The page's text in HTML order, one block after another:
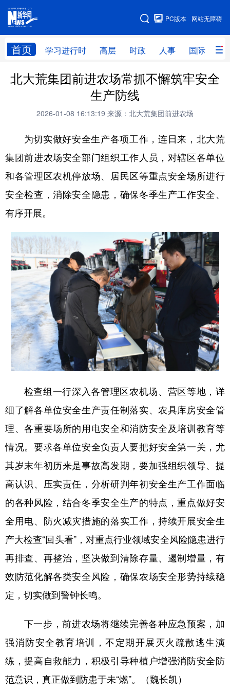
网站无障碍
PC版本
首页 学习进行时 高层 时政 人事 国际 财
网站地图
学习进行时 高层 时政 人事
财经 网评
全球连线 教育
科技 科普 体育 文化
健康 军事 访谈 视频
食品
会展 彩票 娱乐 时尚
悦读 公益 书画 一带一路
亚太网 上市公司 投教基地
地方频道
北京 天津 河北 山西
浙江 安徽 福建 江西
广东 广西 海南 重庆
四川 贵州 云南 西藏
陕西 甘肃 青海 宁夏
新疆 内蒙古 黑龙江
多语种频道
Русский язык
北大荒集团前进农场常抓不懈筑牢安全
生产防线
2026-01-08 16:13:19 来源：北大荒集团前进农场
为切实做好安全生产各项工作，连日来，北大荒
集团前进农场安全部门组织工作人员，对辖区各单位
和各管理区农机停放场、居民区等重点安全场所进行
安全检查，消除安全隐患，确保冬季生产工作安全、
有序开展。
检查组一行深入各管理区农机场、营区等地，详
细了解各单位安全生产责任制落实、农具库房安全管
理、各重要场所的用电安全和消防安全及培训教育等
情况。要求各单位安全负责人要把好安全第一关，尤
其岁末年初历来是事故高发期，要加强组织领导、提
高认识、压实责任，分析研判年初安全生产工作面临
的各种风险，结合冬季安全生产的特点，重点做好安
全用电、防火减灾措施的落实工作，持续开展安全生
产大检查“回头看”，对重点行业领域安全风险隐患进行
再排查、再整治，坚决做到清除存量、遏制增量，有
效防范化解各类安全风险，确保农场安全形势持续稳
定，切实做到警钟长鸣。
下一步，前进农场将继续完善各种应急预案，加
强消防安全教育培训，不定期开展灭火疏散逃生演
练，提高自救能力，积极引导种植户增强消防安全防
范意识，真正做到防患于未“燃”。（魏长凯）